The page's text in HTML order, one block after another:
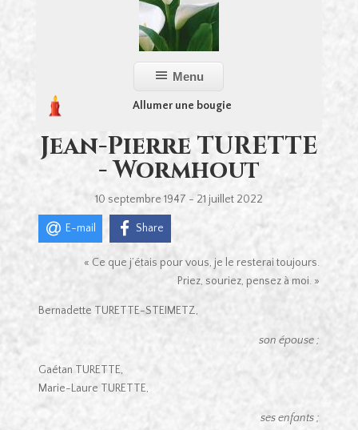
Menu
Allumer une bougie
Jean-Pierre TURETTE
- Wormhout
10 septembre 1947 - 21 juillet 2022
E-mail Share
« Ce que j’étais pour vous, je le resterai toujours.
Priez, souriez, pensez à moi. »
Bernadette TURETTE-STEIMETZ,
son épouse ;
Gaétan TURETTE,
Marie-Laure TURETTE,
ses enfants ;